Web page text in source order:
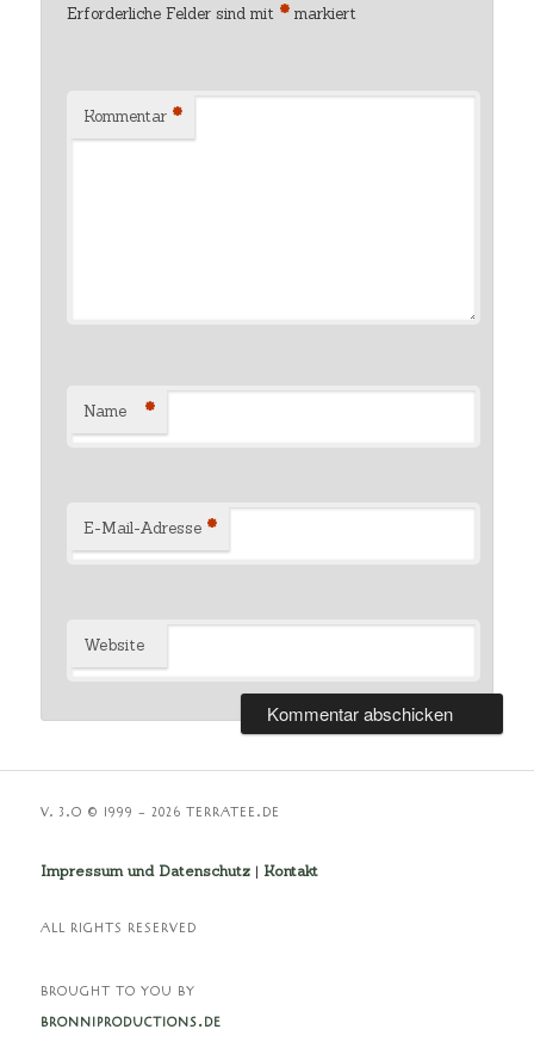
Erforderliche Felder sind mit * markiert
Kommentar *
Name *
E-Mail-Adresse *
Website
V. 3.O © 1999 – 2026 TERRATEE.DE
Impressum und Datenschutz | Kontakt
ALL RIGHTS RESERVED
BROUGHT TO YOU BY
BRONNIPRODUCTIONS.DE